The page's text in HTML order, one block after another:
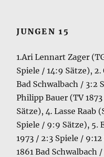
JUNGEN 15
1.Ari Lennart Zager
Spiele / 14:9 Sätze),
Bad Schwalbach / 3:2
Philipp Bauer (TV
Sätze), 4. Lasse Raab
Spiele / 9:9 Sätze), 5.
1973 / 2:3 Spiele /
1861 Bad Schwalbach